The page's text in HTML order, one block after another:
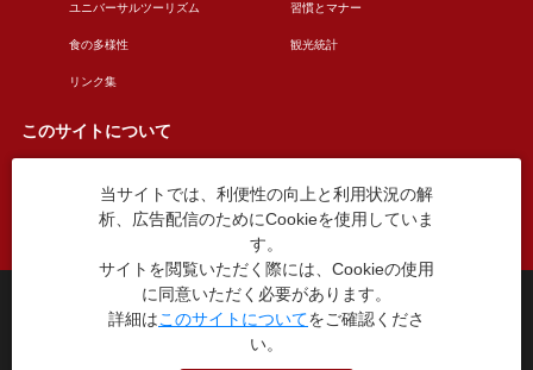
ユニバーサルツーリズム 習慣とマナー
食の多様性 観光統計
リンク集
このサイトについて
このサイトについて 広告掲載について
お問い合わせ
台東区役所観光課
〒110-8615 東京都台東区東上野4丁目5番6号
TEL：03-5246-1151
当サイトでは、利便性の向上と利用状況の解
析、広告配信のためにCookieを使用していま
す。
サイトを閲覧いただく際には、Cookieの使用
に同意いただく必要があります。
詳細はこのサイトについてをご確認くださ
い。